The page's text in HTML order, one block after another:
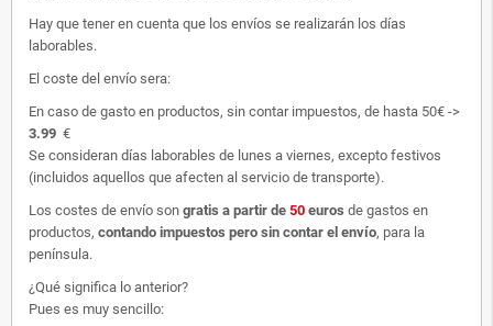
Hay que tener en cuenta que los envíos se realizarán los días
laborables.
El coste del envío sera:
En caso de gasto en productos, sin contar impuestos, de hasta 50€ ->
3.99 €
Se consideran días laborables de lunes a viernes, excepto festivos
(incluidos aquellos que afecten al servicio de transporte).
Los costes de envío son gratis a partir de 50 euros de gastos en
productos, contando impuestos pero sin contar el envío, para la
península.
¿Qué significa lo anterior?
Pues es muy sencillo: